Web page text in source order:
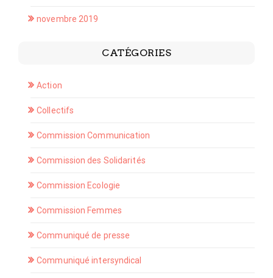
novembre 2019
CATÉGORIES
Action
Collectifs
Commission Communication
Commission des Solidarités
Commission Ecologie
Commission Femmes
Communiqué de presse
Communiqué intersyndical